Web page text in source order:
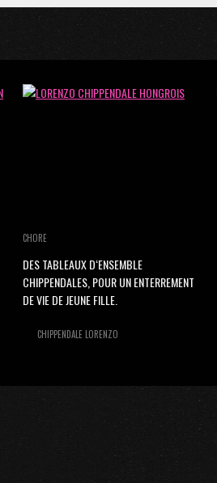
CHORE
DES TABLEAUX D‘ENSEMBLE
CHIPPENDALES, POUR UN ENTERREMENT
DE VIE DE JEUNE FILLE.
CHIPPENDALE LORENZO